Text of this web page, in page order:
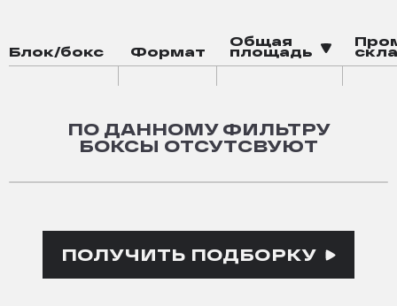
падел-корт
робот-мойка
Блок/бокс Формат
Общая
площадь
ПО ДАННОМУ ФИЛЬТРУ
БОКСЫ ОТСУТСВУЮТ
ПОЛУЧИТЬ ПОДБОРКУ